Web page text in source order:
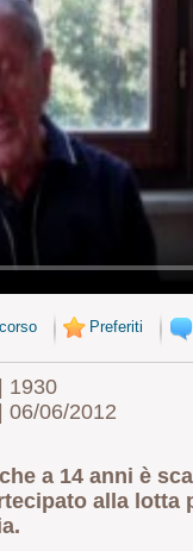
Preferiti
| 1930
06/2012
a 14 anni è
alla lotta